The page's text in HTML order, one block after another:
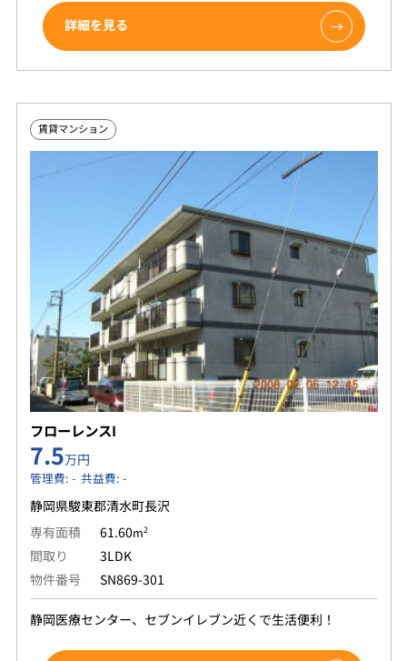
詳細を見る
賃貸マンション
フローレンスI
7.5万円
管理費: - 共益費: -
静岡県駿東郡清水町長沢
専有面積
61.60m2
間取り
3LDK
物件番号
SN869-301
静岡医療センター、セブンイレブン近くで生活便利！